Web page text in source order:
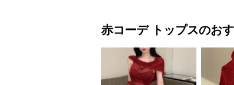
赤コーデ トップスのお